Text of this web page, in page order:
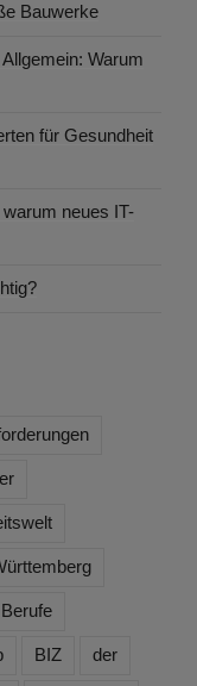
Bauwerke
Warum
für Gesundheit
neues IT-
Berufe
BIZ der